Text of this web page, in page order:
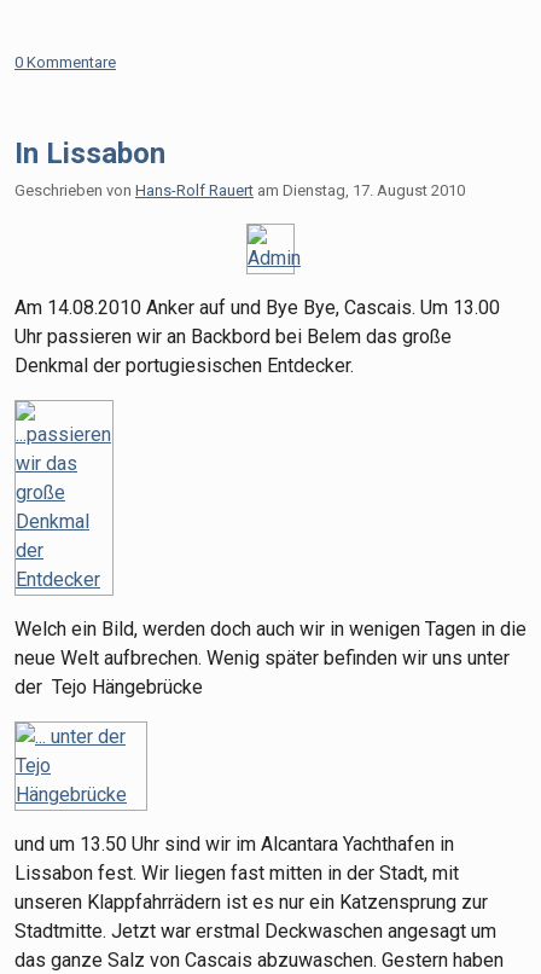
0 Kommentare
In Lissabon
Geschrieben von Hans-Rolf Rauert am Dienstag, 17. August 2010
Am 14.08.2010 Anker auf und Bye Bye, Cascais. Um 13.00
Uhr passieren wir an Backbord bei Belem das große
Denkmal der portugiesischen Entdecker.
Welch ein Bild, werden doch auch wir in wenigen Tagen in die
neue Welt aufbrechen. Wenig später befinden wir uns unter
der Tejo Hängebrücke
und um 13.50 Uhr sind wir im Alcantara Yachthafen in
Lissabon fest. Wir liegen fast mitten in der Stadt, mit
unseren Klappfahrrädern ist es nur ein Katzensprung zur
Stadtmitte. Jetzt war erstmal Deckwaschen angesagt um
das ganze Salz von Cascais abzuwaschen. Gestern haben